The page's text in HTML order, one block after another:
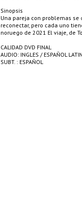
Sinopsis
Una pareja con problemas
reconectar, pero cada uno
noruego de 2021 El viaje, de
CALIDAD DVD FINAL
AUDIO: INGLES / ESPAÑOL
SUBT. : ESPAÑOL